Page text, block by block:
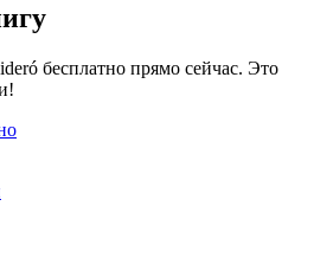
бесплатно прямо сейчас. Это